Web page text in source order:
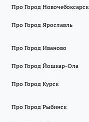
Про Город Новочебоксарск
Про Город Ярославль
Про Город Иваново
Про Город Йошкар-Ола
Про Город Курск
Про Город Рыбинск